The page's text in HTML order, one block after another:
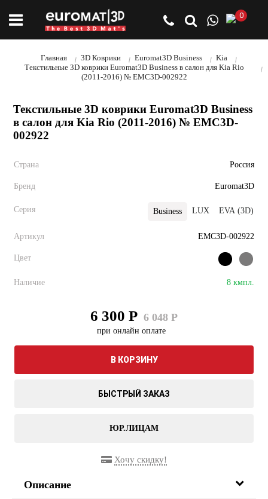
0
Главная 3D Коврики Euromat3D Business
Kia
Текстильные 3D коврики Euromat3D Business в салон для Kia Rio
(2011-2016) № EMC3D-002922
Текстильные 3D коврики Euromat3D Business
в салон для Kia Rio (2011-2016) № EMC3D-
002922
Страна Россия
Бренд Euromat3D
Серия Business LUX EVA (3D)
Артикул EMC3D-002922
Цвет
Наличие 8 кмпл.
6 300 Р 6 048 Р
при онлайн оплате
В КОРЗИНУ
БЫСТРЫЙ ЗАКАЗ
ЮР.ЛИЦАМ
Хочу скидку!
Описание